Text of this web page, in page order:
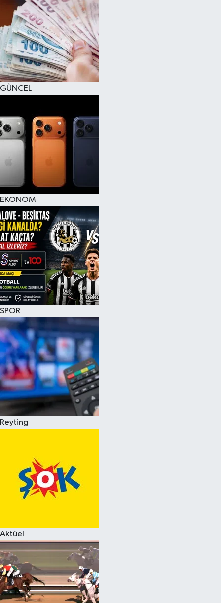
GÜNCEL
EKONOMİ
SPOR
Reyting
Aktüel